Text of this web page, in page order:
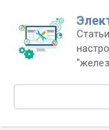
контенту
Поиск: